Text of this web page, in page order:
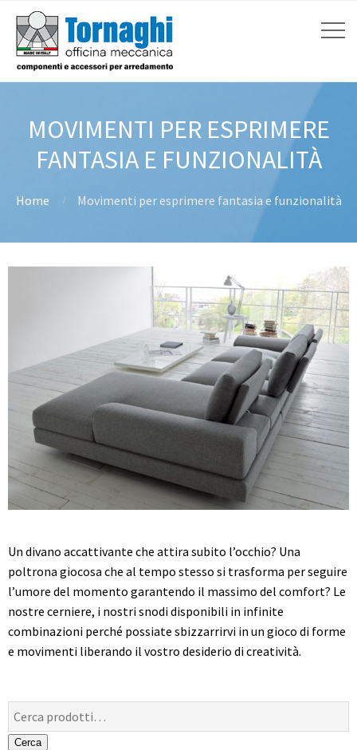
MOVIMENTI PER ESPRIMERE
FANTASIA E FUNZIONALITÀ
Home Movimenti per esprimere fantasia e funzionalità
Un divano accattivante che attira subito l’occhio? Una
poltrona giocosa che al tempo stesso si trasforma per seguire
l’umore del momento garantendo il massimo del comfort? Le
nostre cerniere, i nostri snodi disponibili in infinite
combinazioni perché possiate sbizzarrirvi in un gioco di forme
e movimenti liberando il vostro desiderio di creatività.
Cerca:
Cerca